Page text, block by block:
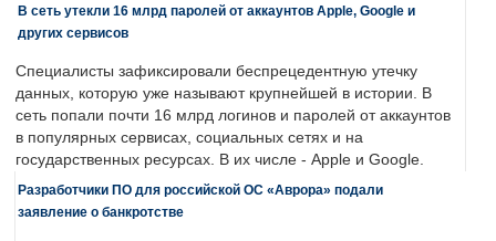
В сеть утекли 16 млрд паролей от аккаунтов Apple, Google и
других сервисов
Специалисты зафиксировали беспрецедентную утечку
данных, которую уже называют крупнейшей в истории. В
сеть попали почти 16 млрд логинов и паролей от аккаунтов
в популярных сервисах, социальных сетях и на
государственных ресурсах. В их числе - Apple и Google.
Разработчики ПО для российской ОС «Аврора» подали
заявление о банкротстве